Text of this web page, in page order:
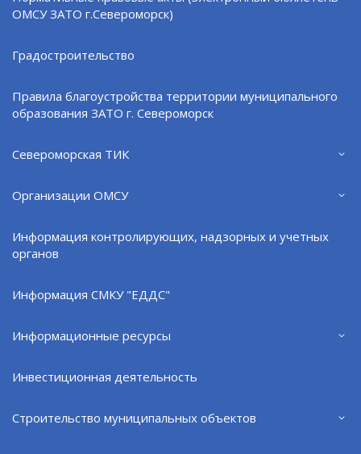
ОМСУ ЗАТО г.Североморск)
Градостроительство
Правила благоустройства территории муниципального
образования ЗАТО г. Североморск
Североморская ТИК
Организации ОМСУ
Информация контролирующих, надзорных и учетных
органов
Информация СМКУ "ЕДДС"
Информационные ресурсы
Инвестиционная деятельность
Строительство муниципальных объектов
в тот день с волонтерами окопные свечи
военной операции.
Анна незамедлительно сообщила мужу о
происходящем, и он сразу отправился спасать
смог добраться до лодки и вытащить ее на берег.
жизни!
Поделиться: